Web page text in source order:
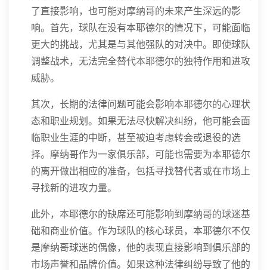
了直接影响，也可能对摩纳哥的未来产生深远的影
响。首先，球队在没有本耶德尔的情况下，可能面临
更大的挑战，尤其是与其他强队的对决中。即使球队
调整战术，无法完全替代本耶德尔的独特作用和进攻
威胁。
其次，长期的法律问题可能会影响本耶德尔的心理状
态和职业规划。如果无法尽快解决纠纷，他可能会面
临职业生涯的中断，甚至被迫考虑转会或退役的选
择。摩纳哥作为一家俱乐部，可能也需要为本耶德尔
的离开做出相应的准备，包括寻找替代者或在市场上
寻找新的进攻力量。
此外，本耶德尔的缺席还可能影响到摩纳哥的球迷基
础和商业价值。作为球队的核心球员，本耶德尔不仅
是摩纳哥球迷的偶像，他的表现直接影响到俱乐部的
市场声誉和品牌价值。如果这种法律纠纷导致了他的